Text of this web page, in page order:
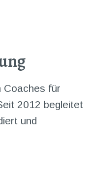
Coaches für
2012 begleitet
und